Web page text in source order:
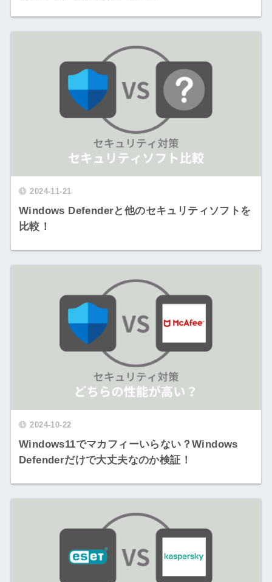
2024-11-21
Windows Defenderと他のセキュリティソフトを
比較！
2024-10-22
Windows11でマカフィーいらない？Windows
Defenderだけで大丈夫なのか検証！